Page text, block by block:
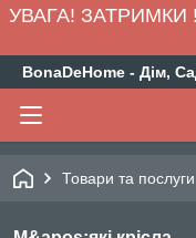
УВАГА!
BonaDeHome - Дім,
Товари та послуги